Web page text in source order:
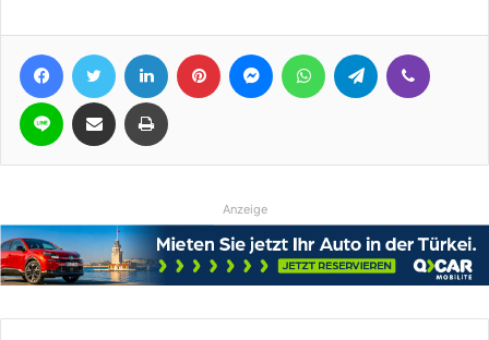
FacebookTwitter LinkedIn Pinterest MessengerWhatsAppTelegram
Line Teile per E-Mail Drucken
Anzeige